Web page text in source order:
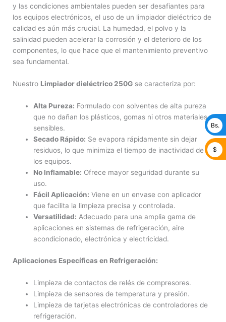
y las condiciones ambientales pueden ser desafiantes para
los equipos electrónicos, el uso de un limpiador dieléctrico de
calidad es aún más crucial. La humedad, el polvo y la
salinidad pueden acelerar la corrosión y el deterioro de los
componentes, lo que hace que el mantenimiento preventivo
sea fundamental.
Nuestro Limpiador dieléctrico 250G se caracteriza por:
Alta Pureza: Formulado con solventes de alta pureza
que no dañan los plásticos, gomas ni otros materiales
sensibles.
Secado Rápido: Se evapora rápidamente sin dejar
residuos, lo que minimiza el tiempo de inactividad de
los equipos.
No Inflamable: Ofrece mayor seguridad durante su
uso.
Fácil Aplicación: Viene en un envase con aplicador
que facilita la limpieza precisa y controlada.
Versatilidad: Adecuado para una amplia gama de
aplicaciones en sistemas de refrigeración, aire
acondicionado, electrónica y electricidad.
Aplicaciones Específicas en Refrigeración:
Limpieza de contactos de relés de compresores.
Limpieza de sensores de temperatura y presión.
Limpieza de tarjetas electrónicas de controladores de
refrigeración.
Bs.
$